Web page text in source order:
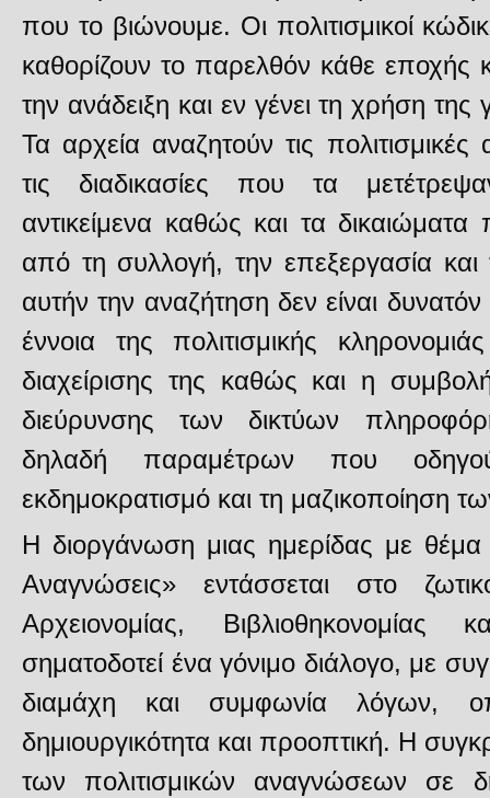
που το βιώνουμε. Οι πολιτισμικοί
καθορίζουν το παρελθόν κάθε
την ανάδειξη και εν γένει τη χρήση
Τα αρχεία αναζητούν τις
τις διαδικασίες που τα
αντικείμενα καθώς και τα
από τη συλλογή, την επεξεργασία
αυτήν την αναζήτηση δεν είναι
έννοια της πολιτισμικής
διαχείρισης της καθώς και η
διεύρυνσης των δικτύων
δηλαδή παραμέτρων που
εκδημοκρατισμό και τη μαζικοποίηση
Η διοργάνωση μιας ημερίδας με θέμα
Αναγνώσεις» εντάσσεται στο
Αρχειονομίας, Βιβλιοθηκονομίας
σηματοδοτεί ένα γόνιμο διάλογο, με
διαμάχη και συμφωνία λόγων,
δημιουργικότητα και προοπτική. Η
των πολιτισμικών αναγνώσεων σε